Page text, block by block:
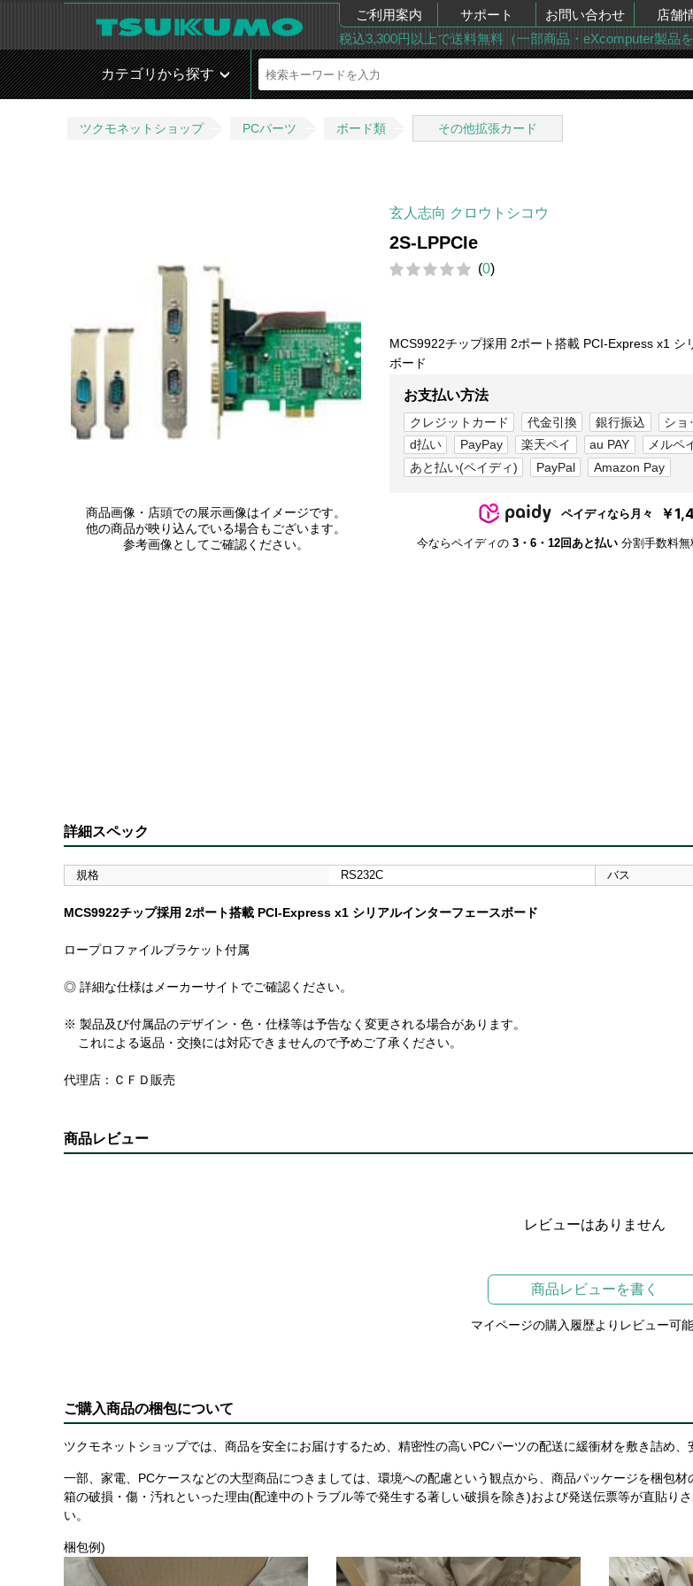
ご利用案内 サポート お問い合わせ 店舗
税込3,300円以上で送料無料（一部商品・eXcomputer製品を
カテゴリから探す
ツクモネットショップ PCパーツ ボード類 その他拡張カード
商品画像・店頭での展示画像はイメージです。
他の商品が映り込んでいる場合もございます。
参考画像としてご確認ください。
玄人志向 クロウトシコウ
2S-LPPCIe
(0)
MCS9922チップ採用 2ポート搭載 PCI-Express x1 シ
ボード
お支払い方法
クレジットカード 代金引換 銀行振込
ショ
d払い
PayPay 楽天ペイ au PAY
メルペ
あと払い(ペイディ)
PayPal Amazon Pay
ペイディなら月々 ￥
今ならペイディの 3・6・12回あと払い 分割手数料
詳細スペック
規格 RS232C バス
MCS9922チップ採用 2ポート搭載 PCI-Express x1 シリアルインターフェースボード
ロープロファイルブラケット付属
◎ 詳細な仕様はメーカーサイトでご確認ください。
※ 製品及び付属品のデザイン・色・仕様等は予告なく変更される場合があります。
これによる返品・交換には対応できませんので予めご了承ください。
代理店：ＣＦＤ販売
商品レビュー
レビューはありません
商品レビューを書く
マイページの購入履歴よりレビュー可
ご購入商品の梱包について
ツクモネットショップでは、商品を安全にお届けするため、精密性の高いPCパーツの配送に緩衝材を敷き詰め
一部、家電、PCケースなどの大型商品につきましては、環境への配慮という観点から、商品パッケージを梱包
箱の破損・傷・汚れといった理由(配達中のトラブル等で発生する著しい破損を除き)および発送伝票等が直貼り
い。
梱包例)